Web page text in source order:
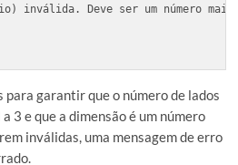
a dimensão (raio) do
prompt
para solicitar ao
(raio) do polígono. Se o
prompts, o script simplesmente